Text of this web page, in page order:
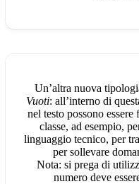
Un’altra nuova
Vuoti: all’interno di
nel testo possono
classe, ad esempio,
linguaggio tecnico, per
per sollevare
Nota: si prega di
numero deve